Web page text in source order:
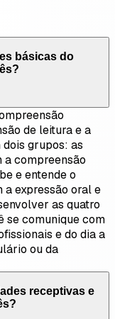
básicas do
de leitura e a
grupos: as
a compreensão
e entende o
a expressão oral e
as quatro
se comunique com
e do dia a
ou da
receptivas e